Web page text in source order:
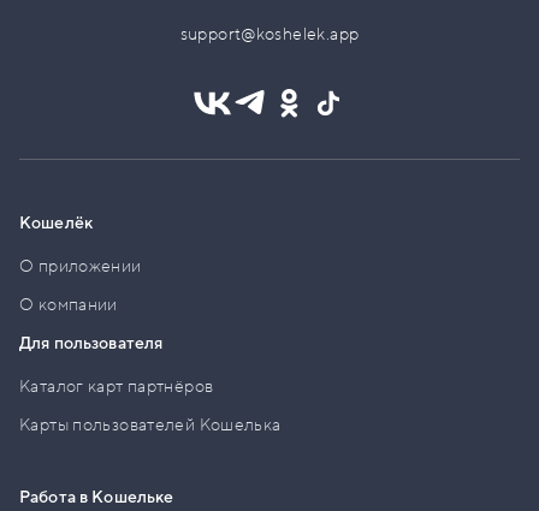
support@koshelek.app
Кошелёк
О приложении
О компании
Для пользователя
Каталог карт партнёров
Карты пользователей Кошелька
Работа в Кошельке